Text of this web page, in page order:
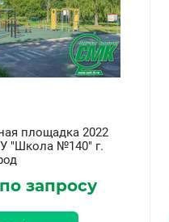
площадка 2022
"Школа №140" г.
запросу